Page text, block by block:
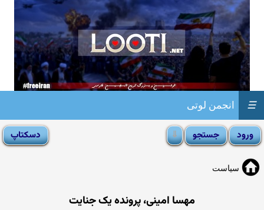
انجمن لوتی ☰
سیاست
مهسا امینی، پرونده یک جنایت